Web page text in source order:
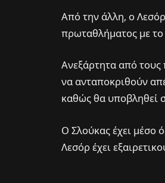
Από την άλλη, ο
πρωταθλήματος με το
Ανεξάρτητα από τους
να ανταποκριθούν
καθώς θα υποβληθεί
Ο Σλούκας έχει μέσο
Λεσόρ έχει